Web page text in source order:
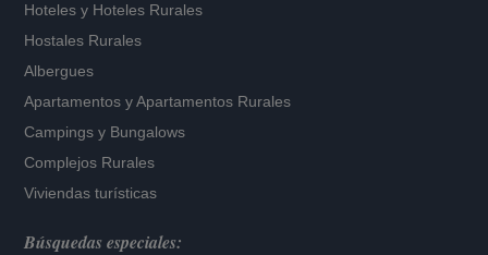
Hoteles y Hoteles Rurales
Hostales Rurales
Albergues
Apartamentos yApartamentos Rurales
Campings y Bungalows
Complejos Rurales
Viviendas turísticas
Búsquedas especiales: